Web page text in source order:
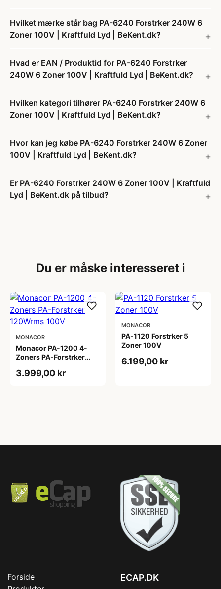
Hvilket mærke står bag PA-6240 Forstrker 240W 6
Zoner 100V | Kraftfuld Lyd | BeKent.dk?
Hvad er EAN / Produktid for PA-6240 Forstrker
240W 6 Zoner 100V | Kraftfuld Lyd | BeKent.dk?
Hvilken kategori tilhører PA-6240 Forstrker 240W 6
Zoner 100V | Kraftfuld Lyd | BeKent.dk?
Hvor kan jeg købe PA-6240 Forstrker 240W 6 Zoner
100V | Kraftfuld Lyd | BeKent.dk?
Er PA-6240 Forstrker 240W 6 Zoner 100V | Kraftfuld
Lyd | BeKent.dk på tilbud?
Du er måske interesseret i
MONACOR
Monacor PA-1200 4-
Zoners PA-Forstrker
3.999,00 kr
MONACOR
PA-1120 Forstrker 5
Zoner 100V
6.199,00 kr
Forside
ECAP.DK